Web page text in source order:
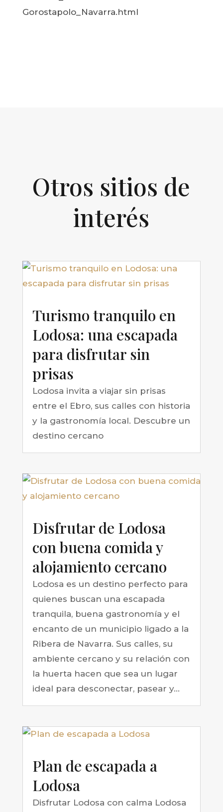
Gorostapolo_Navarra.html
Otros sitios de
interés
Turismo tranquilo en
Lodosa: una escapada
para disfrutar sin
prisas
Lodosa invita a viajar sin prisas
entre el Ebro, sus calles con historia
y la gastronomía local. Descubre un
destino cercano
Disfrutar de Lodosa
con buena comida y
alojamiento cercano
Lodosa es un destino perfecto para
quienes buscan una escapada
tranquila, buena gastronomía y el
encanto de un municipio ligado a la
Ribera de Navarra. Sus calles, su
ambiente cercano y su relación con
la huerta hacen que sea un lugar
ideal para desconectar, pasear y...
Plan de escapada a
Lodosa
Disfrutar Lodosa con calma Lodosa